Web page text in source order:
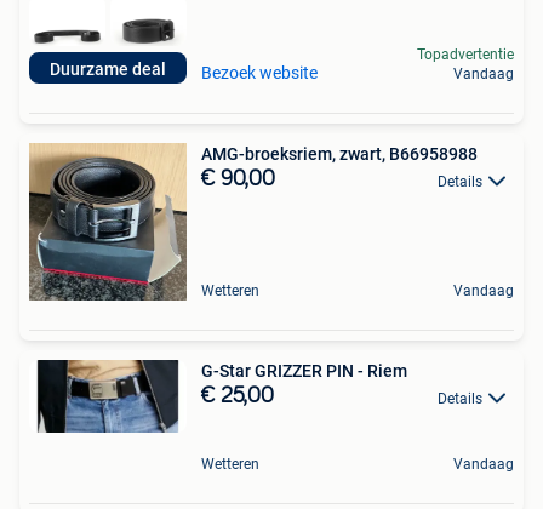
Duurzame deal Bezoek website
Topadvertentie
Vandaag
AMG-broeksriem, zwart, B66958988
€ 90,00 Details
Wetteren Vandaag
G-Star GRIZZER PIN - Riem
€ 25,00 Details
Wetteren Vandaag